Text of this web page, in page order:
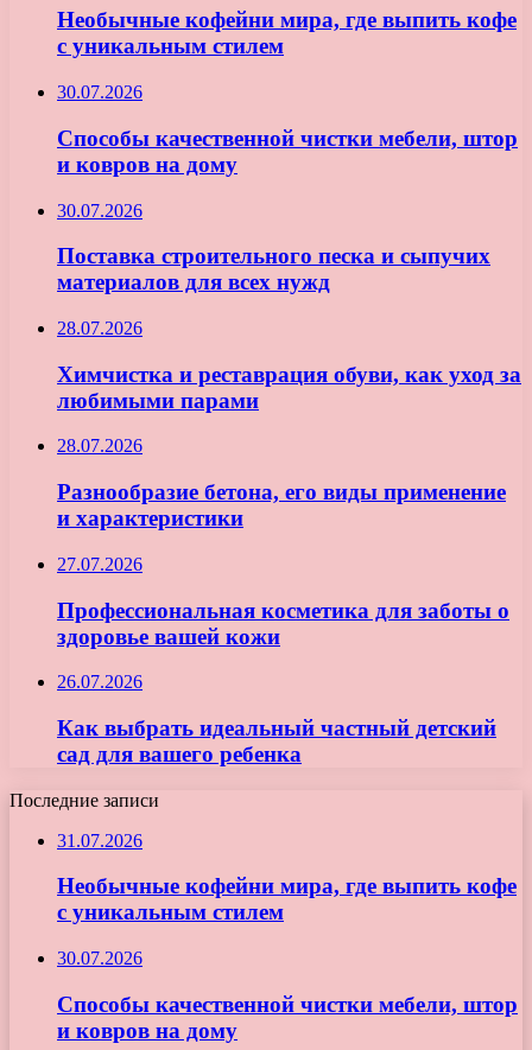
Необычные кофейни мира, где выпить кофе
с уникальным стилем
30.07.2026
Способы качественной чистки мебели, штор
и ковров на дому
30.07.2026
Поставка строительного песка и сыпучих
материалов для всех нужд
28.07.2026
Химчистка и реставрация обуви, как уход за
любимыми парами
28.07.2026
Разнообразие бетона, его виды применение
и характеристики
27.07.2026
Профессиональная косметика для заботы о
здоровье вашей кожи
26.07.2026
Как выбрать идеальный частный детский
сад для вашего ребенка
Последние записи
31.07.2026
Необычные кофейни мира, где выпить кофе
с уникальным стилем
30.07.2026
Способы качественной чистки мебели, штор
и ковров на дому